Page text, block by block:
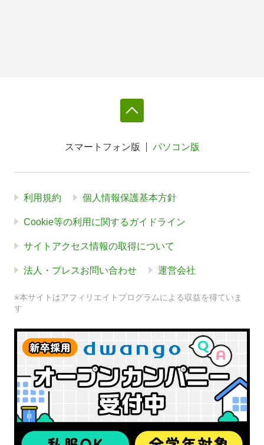
スマートフォン版 パソコン版
利用規約 個人情報保護基本方針
Cookie等の利用に関するガイドライン
サイトアクセス情報の取得について
法人・プレスお問い合わせ 運営会社
※本サイトはアフィリエイトプログラムによる収益を得ていま
す